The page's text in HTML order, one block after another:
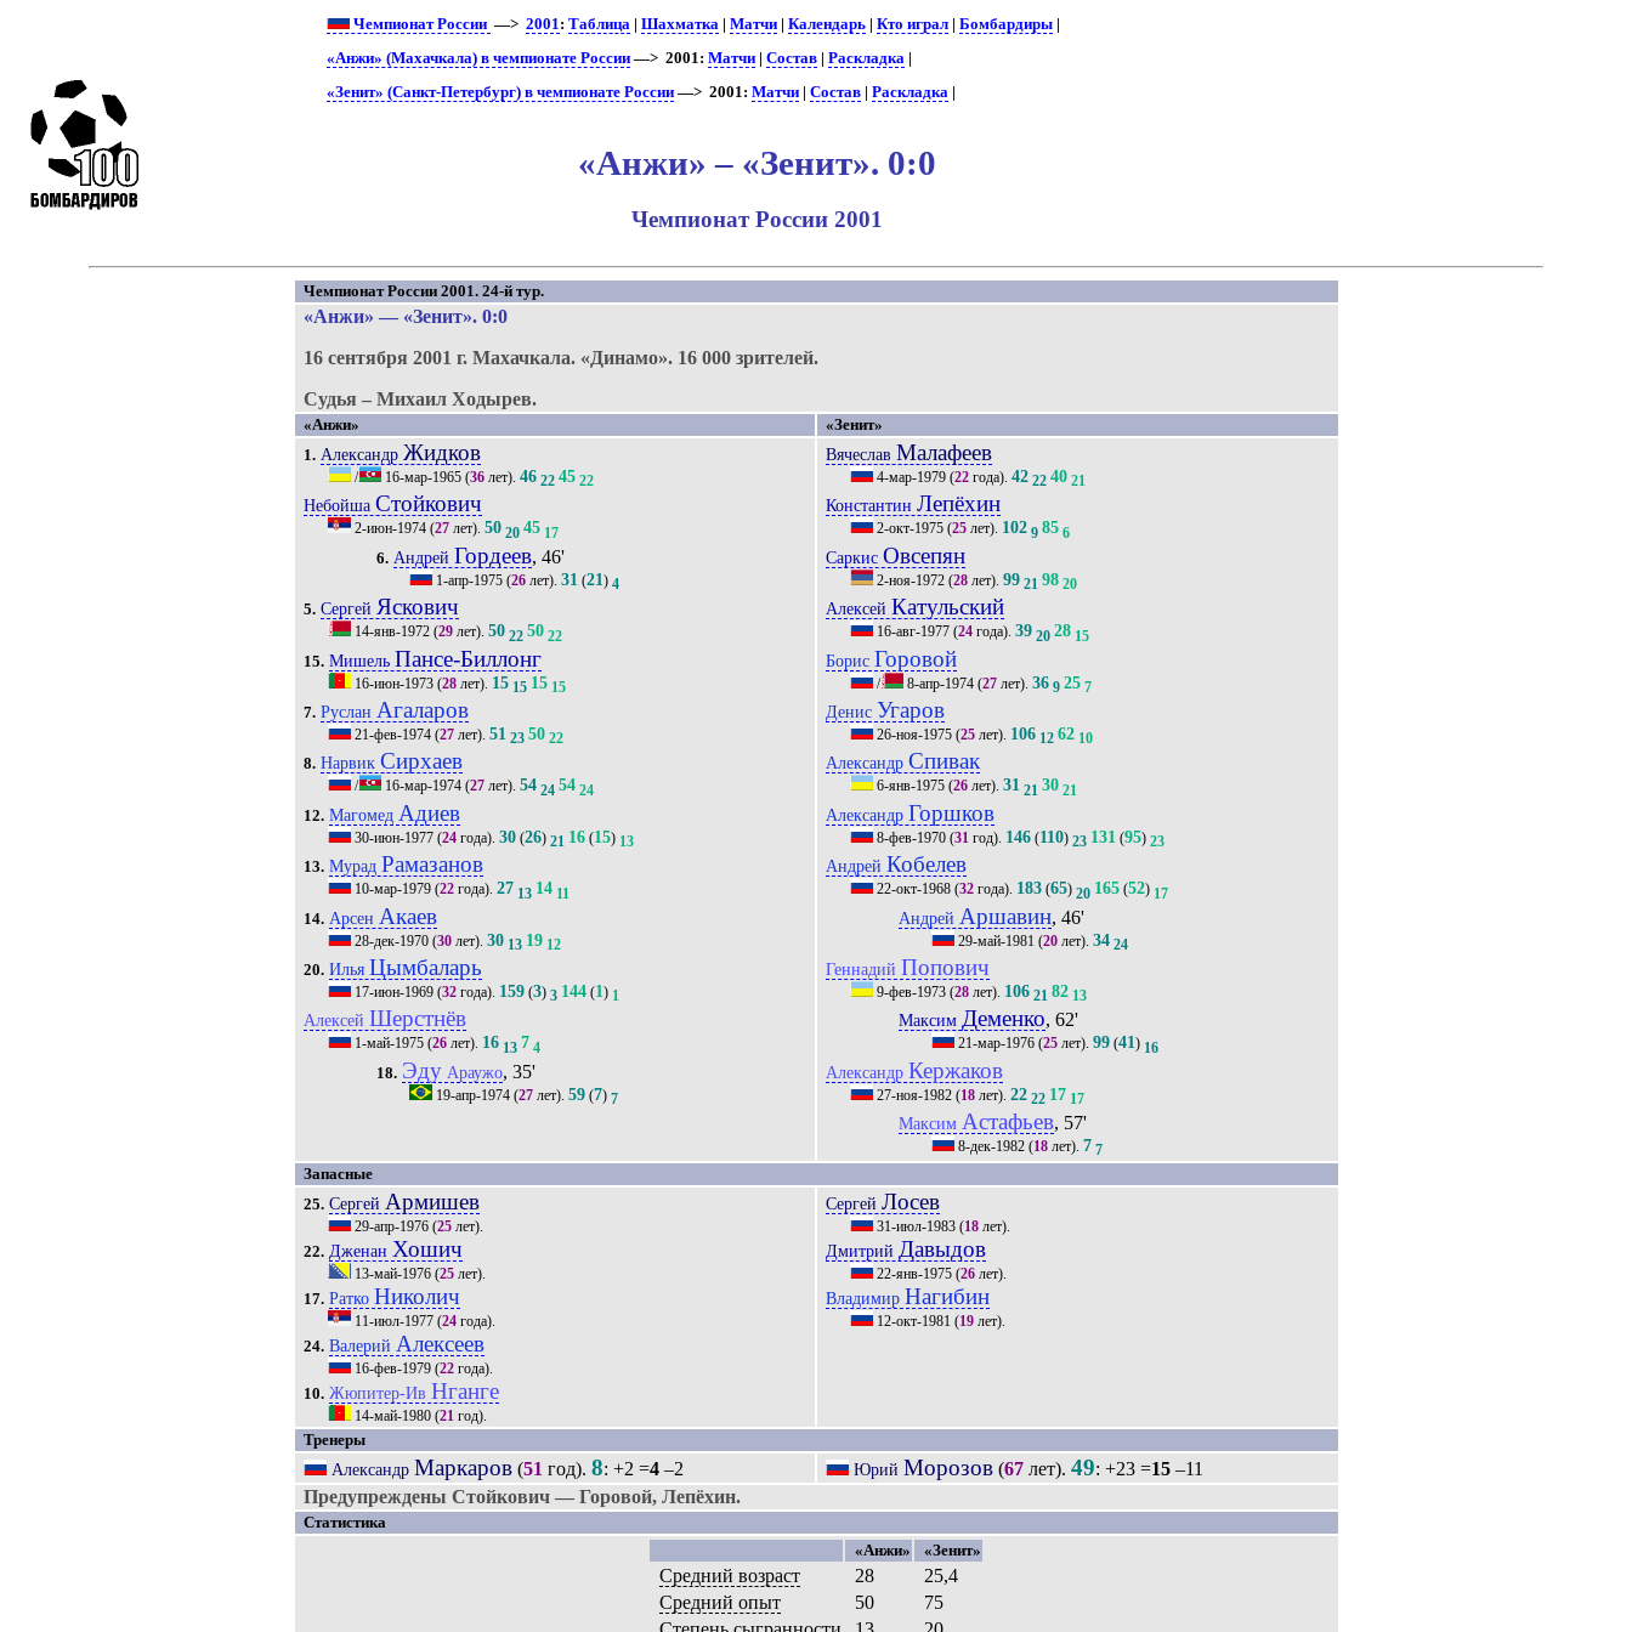
Чемпионат России —>2001:Таблица |Шахматка |Матчи |Календарь |Кто играл |Бомбардиры
«Анжи» (Махачкала) в чемпионате России —> 2001:Матчи |Состав |Раскладка |
«Зенит» (Санкт-Петербург) в чемпионате России —> 2001:Матчи |Состав |Раскладка |
«Анжи» – «Зенит». 0:0
Чемпионат России 2001
Чемпионат России 2001. 24-й тур.
«Анжи» — «Зенит». 0:0
16 сентября 2001 г.Махачкала. «Динамо». 16 000 зрителей.
Судья – Михаил Ходырев.
«Анжи» «Зенит»
1. Александр Жидков
/ 16-мар-1965 (36 лет).46 22 45 22
НебойшаСтойкович
2-июн-1974 (27 лет).50 20 45 17
6. Андрей Гордеев, 46'
1-апр-1975(26лет). 31 (21) 4
5. Сергей Яскович
14-янв-1972 (29 лет).50 22 50 22
15. Мишель Пансе-Биллонг
16-июн-1973 (28 лет). 15 15 15 15
7. Руслан Агаларов
21-фев-1974 (27 лет).51 23 50 22
8. НарвикСирхаев
/ 16-мар-1974 (27 лет).54 24 54 24
12. Магомед Адиев
30-июн-1977 (24 года).30 (26) 21 16 (15) 13
13. Мурад Рамазанов
10-мар-1979 (22 года).27 13 14 11
14. Арсен Акаев
28-дек-1970 (30 лет).30 13 19 12
20. Илья Цымбаларь
17-июн-1969 (32 года). 159 (3) 3 144 (1) 1
АлексейШерстнёв
1-май-1975 (26 лет). 16 13 7 4
18. Эду Араужо, 35'
19-апр-1974(27лет). 59(7) 7
Вячеслав Малафеев
4-мар-1979 (22 года).42 22 40 21
КонстантинЛепёхин
2-окт-1975 (25 лет). 102 9 85 6
СаркисОвсепян
2-ноя-1972 (28 лет).99 21 98 20
Алексей Катульский
16-авг-1977 (24 года).39 20 28 15
Борис Горовой
/ 8-апр-1974 (27 лет).36 9 25 7
Денис Угаров
26-ноя-1975 (25 лет). 106 12 62 10
АлександрСпивак
6-янв-1975 (26 лет).31 21 30 21
Александр Горшков
8-фев-1970 (31 год). 146 (110) 23 131 (95) 23
Андрей Кобелев
22-окт-1968 (32 года). 183 (65) 20 165 (52) 17
Андрей Аршавин, 46'
29-май-1981 (20лет). 34 24
Геннадий Попович
9-фев-1973 (28 лет). 106 21 82 13
МаксимДеменко, 62'
21-мар-1976(25лет). 99(41) 16
Александр Кержаков
27-ноя-1982 (18 лет).22 22 17 17
Максим Астафьев, 57'
8-дек-1982(18лет). 7 7
Запасные
25. Сергей Армишев
29-апр-1976 (25 лет).
22. Дженан Хошич
13-май-1976 (25 лет).
17. Ратко Николич
11-июл-1977 (24 года).
24. Валерий Алексеев
16-фев-1979 (22 года).
10. Жюпитер-Ив Нганге
14-май-1980 (21 год).
СергейЛосев
31-июл-1983 (18 лет).
Дмитрий Давыдов
22-янв-1975 (26 лет).
Владимир Нагибин
12-окт-1981 (19 лет).
Тренеры
Александр Маркаров (51 год).8: +2 =4 –2 Юрий Морозов (67 лет).49: +23 =15 –11
Предупреждены Стойкович — Горовой, Лепёхин.
Статистика
«Анжи»
«Зенит»
Средний возраст 28
25,4
Средний опыт
50
75